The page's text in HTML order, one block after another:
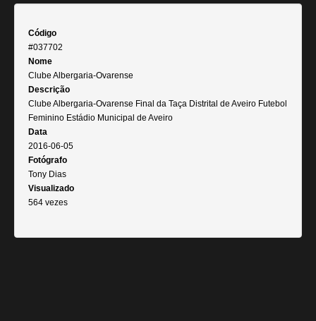
Código
#037702
Nome
Clube Albergaria-Ovarense
Descrição
Clube Albergaria-Ovarense Final da Taça Distrital de Aveiro Futebol
Feminino Estádio Municipal de Aveiro
Data
2016-06-05
Fotógrafo
Tony Dias
Visualizado
564 vezes